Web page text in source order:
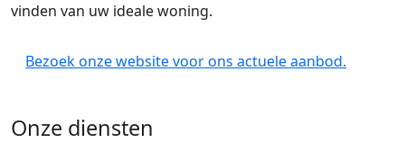
vinden van uw ideale woning.
Bezoek onze website voor ons actuele aanbod.
Onze diensten